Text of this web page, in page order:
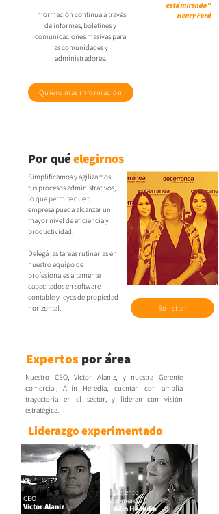
Información continua a través
de informes, boletines y
comunicaciones masivas para
las comunidades y
administradores.
Quiero más información
está mirando"
Henry Ford
Por quéelegirnos
Simplificamos y agilizamos
tus procesos administrativos,
lo que permite que tu
empresa pueda alcanzar un
mayor nivel de eficiencia y
productividad.
Delegá las tareas rutinarias en
nuestro equipo de
profesionales altamente
capacitados en software
contable y leyes de propiedad
horizontal.
Solicitar
Expertos por área
Nuestro CEO, Victor Alaniz, y nuestra Gerente
comercial, Ailin Heredia, cuentan con amplia
trayectoria en el sector, y lideran con visión
estratégica.
Liderazgo experimentado
CEO
Victor Alaniz
Gerente
comercial
Ailin Heredia